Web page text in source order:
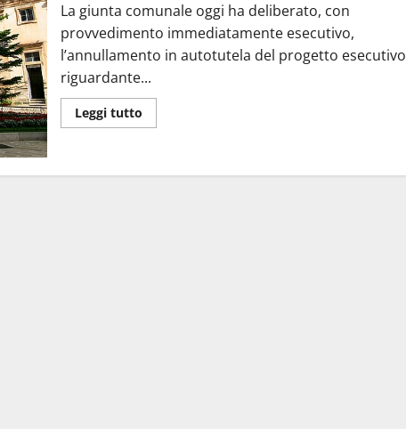
La giunta comunale oggi ha deliberato, con
provvedimento immediatamente esecutivo,
l’annullamento in autotutela del progetto esecutivo
riguardante...
Leggi tutto